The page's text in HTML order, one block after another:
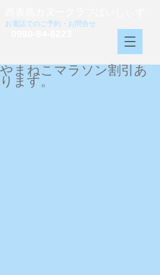
お電話でのご予約・お問合せ
やまねこマラソン割引あ
ります。